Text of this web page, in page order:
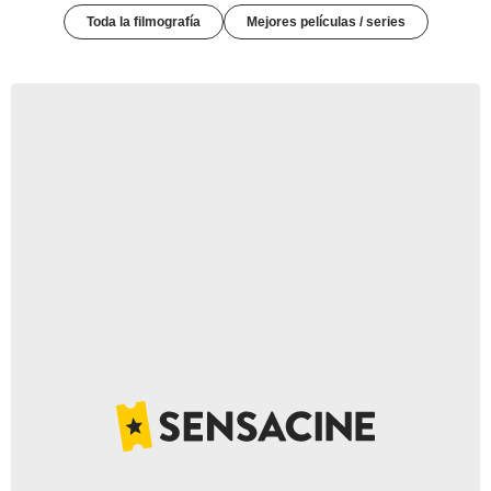
Toda la filmografía Mejores películas / series